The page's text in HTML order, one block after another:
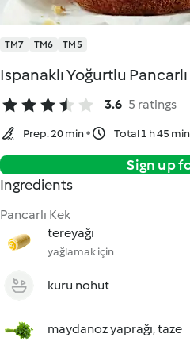
TM7 TM6 TM5
Ispanaklı Yoğurtlu
3.6 5 ratings
Prep. 20 min Total 1 h 45 min
Sign up
Ingredients
Pancarlı Kek
tereyağı
yağlamak için
kuru nohut
maydanoz yaprağı, taze